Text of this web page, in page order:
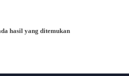
hasil yang ditemukan